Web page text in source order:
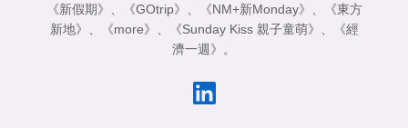
《新假期》
《GOtrip》 《NM+新Monday》
《東方
新地》
《more》 《Sunday Kiss 親子童萌》
《經
濟一週》
。